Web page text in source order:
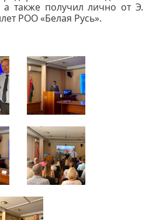
а также получил лично от Э.
РОО «Белая Русь».